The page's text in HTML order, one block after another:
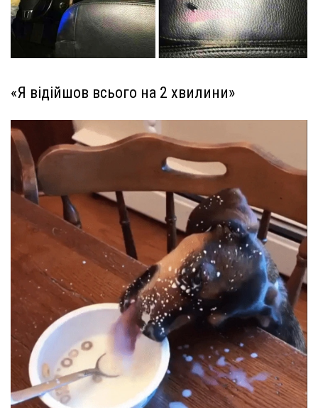
«Я відійшов всього на 2 хвилини»